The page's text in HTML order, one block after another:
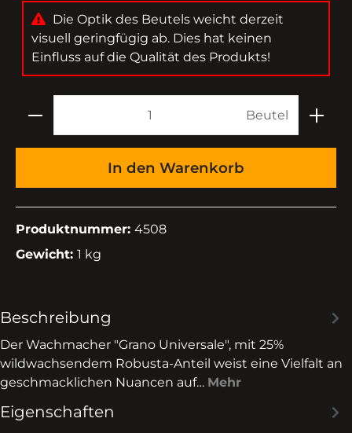
Die Optik des Beutels weicht derzeit
visuell geringfügig ab. Dies hat keinen
Einfluss auf die Qualität des Produkts!
Beutel
In den Warenkorb
Produktnummer: 4508
Gewicht: 1 kg
Beschreibung
Der Wachmacher "Grano Universale", mit 25%
wildwachsendem Robusta-Anteil weist eine Vielfalt an
geschmacklichen Nuancen auf… Mehr
Eigenschaften